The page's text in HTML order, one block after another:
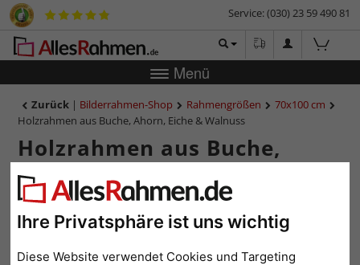
Ihre Privatsphäre ist uns wichtig
Diese Website verwendet Cookies und Targeting
Service: (030) 23 59 490 81
Menü
Zurück | Bilderrahmen-Shop Rahmengrößen
70x100 cm
Holzrahmen aus Buche, Ahorn, Eiche & Walnuss
Holzrahmen aus Buche,
Ahorn, Eiche & Walnuss